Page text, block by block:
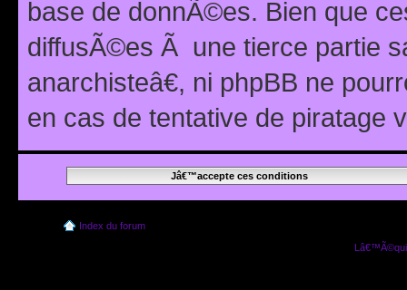
base de donnÃ©es. Bien que
diffusÃ©es Ã une tierce partie
anarchisteâ€, ni phpBB ne
en cas de tentative de piratage
Index du forum